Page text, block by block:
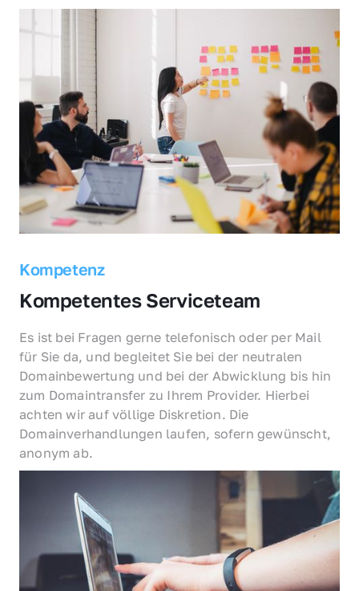
Kompetenz
Kompetentes Serviceteam
Es ist bei Fragen gerne telefonisch oder per Mail
für Sie da, und begleitet Sie bei der neutralen
Domainbewertung und bei der Abwicklung bis hin
zum Domaintransfer zu Ihrem Provider. Hierbei
achten wir auf völlige Diskretion. Die
Domainverhandlungen laufen, sofern gewünscht,
anonym ab.